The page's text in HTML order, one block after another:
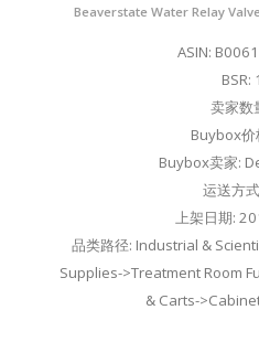
Beaverstate Water Relay
ASIN:
BSR:
卖家数
Buybox
Buybox卖家:
运送方
上架日期:
品类路径: Industrial &
Supplies->Treatment Room
& Carts-